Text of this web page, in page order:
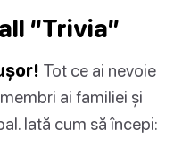
“Trivia”
Tot ce ai nevoie
ai familiei și
Iată cum să începi: